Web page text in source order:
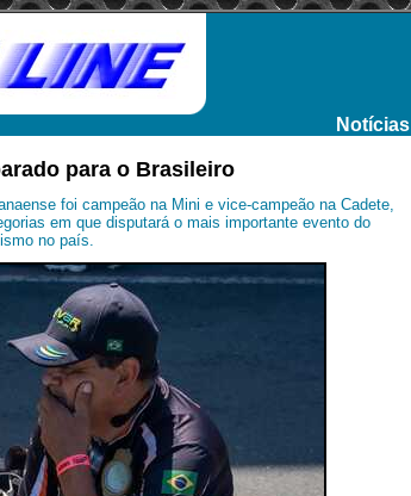
Notícias
para o Brasileiro
foi campeão na Mini e vice-campeão na Cadete,
em que disputará o mais importante evento do
no país.